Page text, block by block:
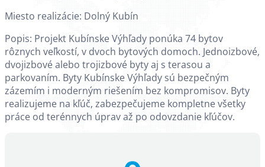
Miesto realizácie: Dolný Kubín
Popis: Projekt Kubínske Výhľady ponúka 74 bytov
rôznych veľkostí, v dvoch bytových domoch. Jednoizbové,
dvojizbové alebo trojizbové byty aj s terasou a
parkovaním. Byty Kubínske Výhľady sú bezpečným
zázemím i moderným riešením bez kompromisov. Byty
realizujeme na kľúč, zabezpečujeme kompletne všetky
práce od terénnych úprav až po odovzdanie kľúčov.